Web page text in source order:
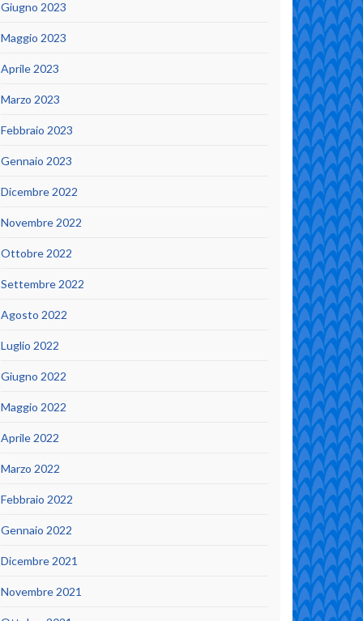
Giugno 2023
Maggio 2023
Aprile 2023
Marzo 2023
Febbraio 2023
Gennaio 2023
Dicembre 2022
Novembre 2022
Ottobre 2022
Settembre 2022
Agosto 2022
Luglio 2022
Giugno 2022
Maggio 2022
Aprile 2022
Marzo 2022
Febbraio 2022
Gennaio 2022
Dicembre 2021
Novembre 2021